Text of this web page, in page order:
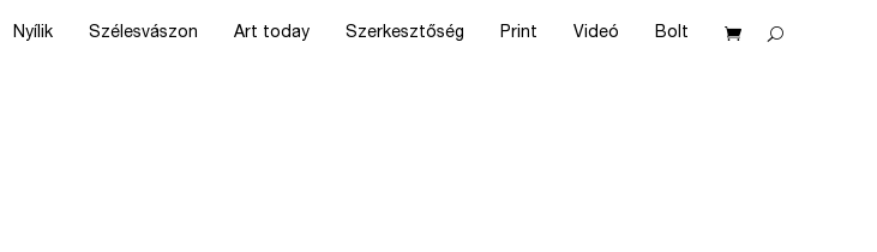
Nyílik Szélesvászon Art today Szerkesztőség Print Videó Bolt